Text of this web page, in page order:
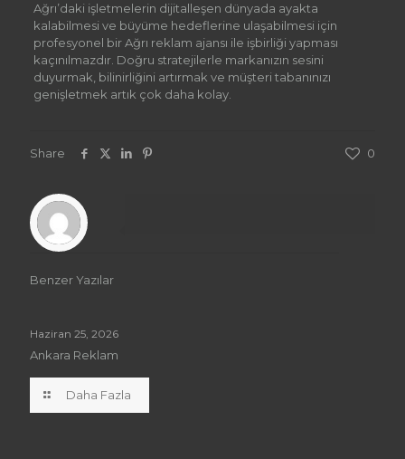
Ağrı’daki işletmelerin dijitalleşen dünyada ayakta
kalabilmesi ve büyüme hedeflerine ulaşabilmesi için
profesyonel bir Ağrı reklam ajansı ile işbirliği yapması
kaçınılmazdır. Doğru stratejilerle markanızın sesini
duyurmak, bilinirliğini artırmak ve müşteri tabanınızı
genişletmek artık çok daha kolay.
Share 0
Benzer Yazılar
Haziran 25, 2026
Ankara Reklam
Daha Fazla